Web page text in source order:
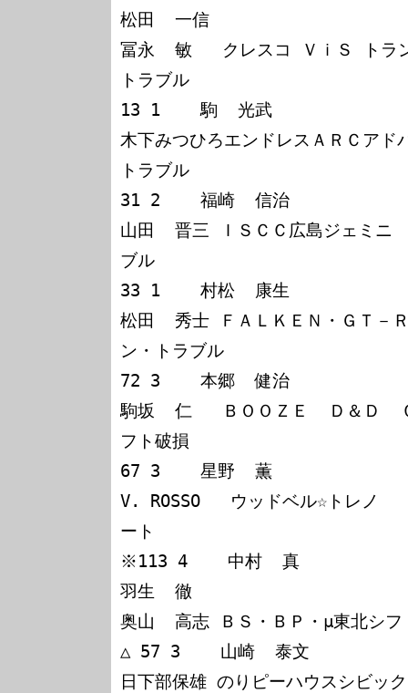
松田  一信
冨永  敏   クレスコ ＶｉＳ トラ
トラブル
13 1    駒  光武
木下みつひろエンドレスＡＲＣア
トラブル
31 2    福崎  信治
山田  晋三 ＩＳＣＣ広島ジェ
ブル
33 1    村松  康生
松田  秀士 ＦＡＬＫＥＮ・ＧＴ
ン・トラブル
72 3    本郷  健治
駒坂  仁   ＢＯＯＺＥ  Ｄ＆Ｄ
フト破損
67 3    星野  薫
V. ROSSO   ウッドベル☆トレ
ート
※113 4    中村  真
羽生  徹
奥山  高志 ＢＳ・ＢＰ・μ東北シフ
△ 57 3    山崎  泰文
日下部保雄 のりピーハウスシビック